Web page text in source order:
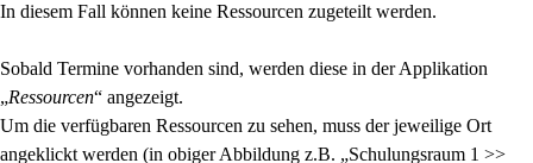
In diesem Fall können keine Ressourcen zugeteilt werden.
Sobald Termine vorhanden sind, werden diese in der Applikation
„Ressourcen“ angezeigt.
Um die verfügbaren Ressourcen zu sehen, muss der jeweilige Ort
angeklickt werden (in obiger Abbildung z.B. „Schulungsraum 1 >>